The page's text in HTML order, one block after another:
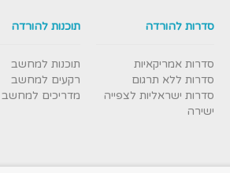
סדרות להורדה
סדרות אמריקאיות
סדרות ללא תרגום
סדרות ישראליות לצפייה
ישירה
תוכנות להורדה
תוכנות למחשב
רקעים למחשב
מדריכים למחשב